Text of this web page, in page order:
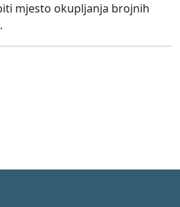
mjesto okupljanja brojnih